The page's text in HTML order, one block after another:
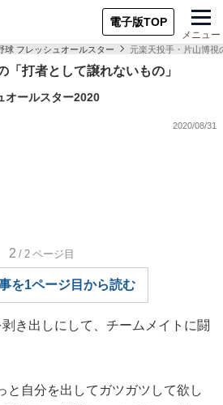
電子版TOP
メニュー
球 フレッシュオールスター 元楽天投手・片山博視
「打者として譲れないもの」
オールスター2020
2020/08/31
2 /2 ページ目
を1ページ目から読む
き出しにして、チームメイトに闘
と自分を出してガツガツして欲し